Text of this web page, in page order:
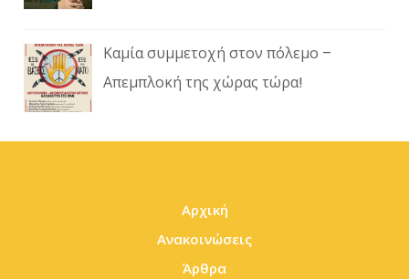
Καμία συμμετοχή στον πόλεμο –
Απεμπλοκή της χώρας τώρα!
Αρχική
Ανακοινώσεις
Άρθρα